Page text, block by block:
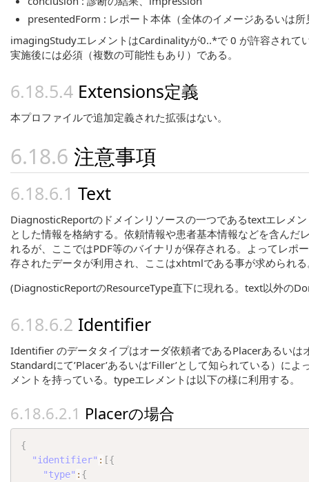
presentedForm : レポート本体（全体のイメージあるいは
imagingStudyエレメントはCardinalityが0..*で 0 が許容されて
実施後には必須（複数の可能性もあり）である。
Extensions定義
本プロファイルで追加定義された拡張はない。
注意事項
Text
DiagnosticReportのドメインリソースの一つであるtextエレメ
とした情報を格納する。依頼情報や患者基本情報などを含ん
れるが、ここではPDF等のバイナリが保存される。よってレ
存されたデータが利用され、ここはxhtmlである事が求められ
(DiagnosticReportのResourceType直下に現れる。text以外の
Identifier
Identifier のデータタイプはオーダ依頼者であるPlacerあるい
Standardにて’Placer’あるいは’Filler’として知られている）に
メントを持っている。typeエレメントは以下の様に利用する。
Placerの場合
{
"identifier" : [{
"type" : {